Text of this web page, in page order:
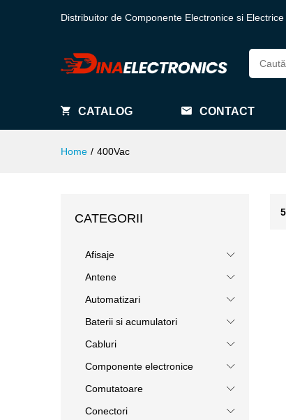
Distribuitor de Componente Electronice si
CATALOG CONTACT
Home / 400Vac
5
CATEGORII
Afisaje
Antene
Automatizari
Baterii si acumulatori
Cabluri
Componente electronice
Comutatoare
Conectori